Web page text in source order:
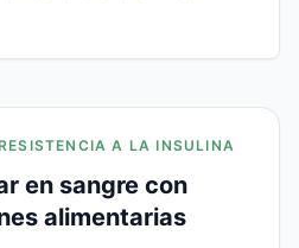
A LA INSULINA
en sangre con
alimentarias